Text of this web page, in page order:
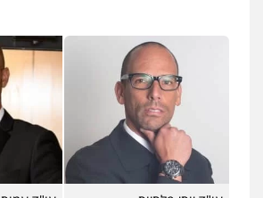
0505471497
עו"ד משה פלמור
פלילי צווארון לבן
אסירים
0549732303